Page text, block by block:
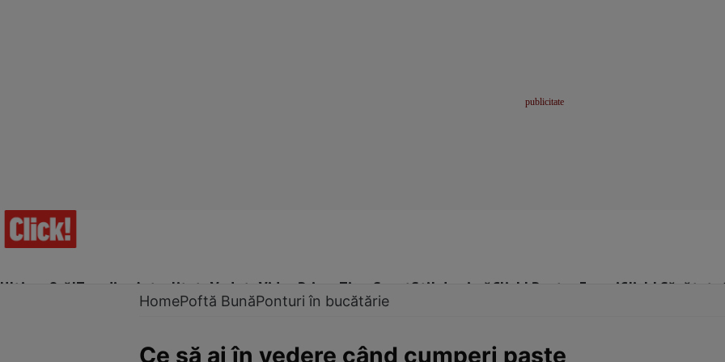
Ultima Oră!Trending Actualitate Vedete Video Prime Time SportStil de viațăClick! Pentru FemeiClick! Sănătate
HomePoftă BunăPonturi în bucătărie
Ce să ai în vedere când cumperi paste